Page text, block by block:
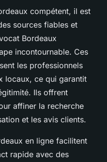
compétent, il est
sources fiables et
Bordeaux
incontournable. Ces
les professionnels
locaux, ce qui garantit
Ils offrent
affiner la recherche
et les avis clients.
en ligne facilitent
rapide avec des